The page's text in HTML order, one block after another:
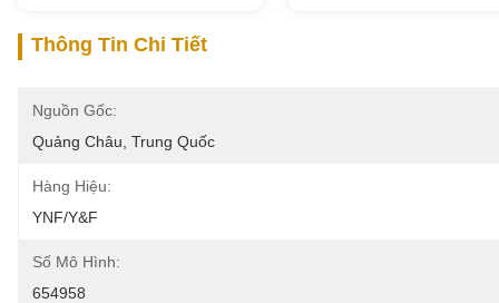
Thông Tin Chi Tiết
Nguồn Gốc:
Quảng Châu, Trung Quốc
Hàng Hiệu:
YNF/Y&F
Số Mô Hình:
654958